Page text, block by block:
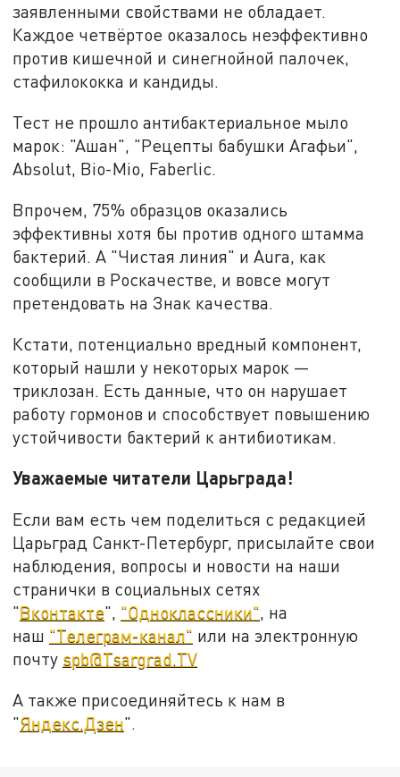
заявленными свойствами не обладает.
Каждое четвёртое оказалось неэффективно
против кишечной и синегнойной палочек,
стафилококка и кандиды.
Тест не прошло антибактериальное мыло
марок: "Ашан", "Рецепты бабушки Агафьи",
Absolut, Bio-Mio, Faberlic.
Впрочем, 75% образцов оказались
эффективны хотя бы против одного штамма
бактерий. А "Чистая линия" и Aura, как
сообщили в Роскачестве, и вовсе могут
претендовать на Знак качества.
Кстати, потенциально вредный компонент,
который нашли у некоторых марок —
триклозан. Есть данные, что он нарушает
работу гормонов и способствует повышению
устойчивости бактерий к антибиотикам.
Уважаемые читатели Царьграда!
Если вам есть чем поделиться с редакцией
Царьград Санкт-Петербург, присылайте свои
наблюдения, вопросы и новости на наши
странички в социальных сетях
"Вконтакте", "Одноклассники", на
наш "Телеграм-канал" или на электронную
почту spb@Tsargrad.TV
А также присоединяйтесь к нам в
"Яндекс.Дзен".